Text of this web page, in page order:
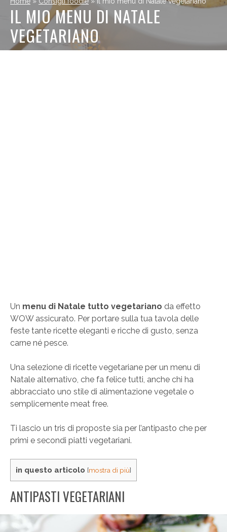
IL MIO MENU DI NATALE
VEGETARIANO
Un menu di Natale tutto vegetariano da effetto
WOW assicurato. Per portare sulla tua tavola delle
feste tante ricette eleganti e ricche di gusto, senza
carne né pesce.
Una selezione di ricette vegetariane per un menu di
Natale alternativo, che fa felice tutti, anche chi ha
abbracciato uno stile di alimentazione vegetale o
semplicemente meat free.
Ti lascio un tris di proposte sia per l’antipasto che per
primi e secondi piatti vegetariani.
in questo articolo [mostra di più]
ANTIPASTI VEGETARIANI